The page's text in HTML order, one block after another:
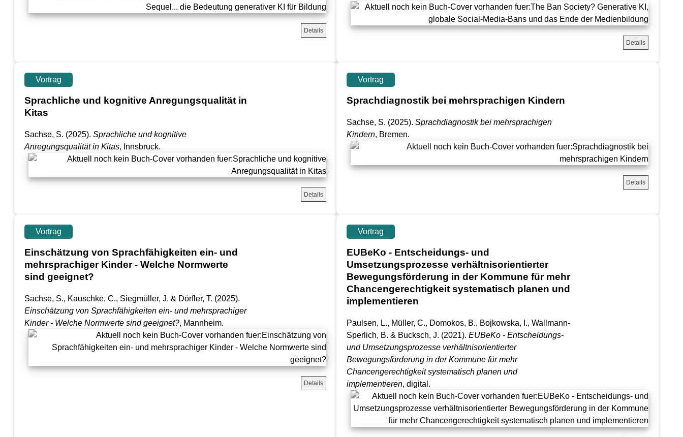
Details
Details
Vortrag
Sprachliche und kognitive Anregungsqualität in
Kitas
Sachse, S. (2025). Sprachliche und kognitive
Anregungsqualität in Kitas, Innsbruck.
Details
Vortrag
Sprachdiagnostik bei mehrsprachigen Kindern
Sachse, S. (2025). Sprachdiagnostik bei mehrsprachigen
Kindern, Bremen.
Details
Vortrag
Einschätzung von Sprachfähigkeiten ein- und
mehrsprachiger Kinder - Welche Normwerte
sind geeignet?
Sachse, S., Kauschke, C., Siegmüller, J. & Dörfler, T. (2025).
Einschätzung von Sprachfähigkeiten ein- und mehrsprachiger
Kinder - Welche Normwerte sind geeignet?, Mannheim.
Details
Vortrag
EUBeKo - Entscheidungs- und
Umsetzungsprozesse verhältnisorientierter
Bewegungsförderung in der Kommune für mehr
Chancengerechtigkeit systematisch planen und
implementieren
Paulsen, L., Müller, C., Domokos, B., Bojkowska, I., Wallmann-
Sperlich, B. & Bucksch, J. (2021). EUBeKo - Entscheidungs-
und Umsetzungsprozesse verhältnisorientierter
Bewegungsförderung in der Kommune für mehr
Chancengerechtigkeit systematisch planen und
implementieren, digital.